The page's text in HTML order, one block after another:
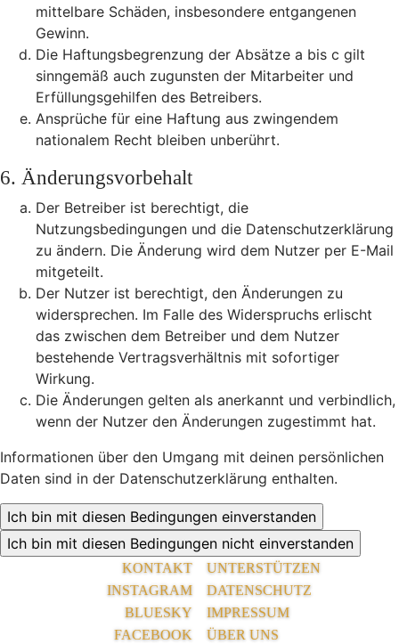
mittelbare Schäden, insbesondere entgangenen
Gewinn.
Die Haftungsbegrenzung der Absätze a bis c gilt
sinngemäß auch zugunsten der Mitarbeiter und
Erfüllungsgehilfen des Betreibers.
Ansprüche für eine Haftung aus zwingendem
nationalem Recht bleiben unberührt.
6. Änderungsvorbehalt
Der Betreiber ist berechtigt, die
Nutzungsbedingungen und die Datenschutzerklärung
zu ändern. Die Änderung wird dem Nutzer per E-Mail
mitgeteilt.
Der Nutzer ist berechtigt, den Änderungen zu
widersprechen. Im Falle des Widerspruchs erlischt
das zwischen dem Betreiber und dem Nutzer
bestehende Vertragsverhältnis mit sofortiger
Wirkung.
Die Änderungen gelten als anerkannt und verbindlich,
wenn der Nutzer den Änderungen zugestimmt hat.
Informationen über den Umgang mit deinen persönlichen
Daten sind in der Datenschutzerklärung enthalten.
KONTAKT
INSTAGRAM
BLUESKY
FACEBOOK
UNTERSTÜTZEN
DATENSCHUTZ
IMPRESSUM
ÜBER UNS